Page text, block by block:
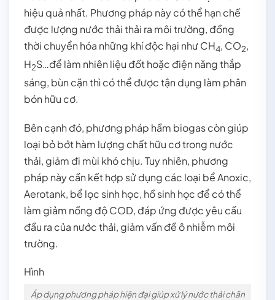
hiệu quả nhất. Phương pháp này có thể hạn chế
được lượng nước thải thải ra môi trường, đồng
thời chuyển hóa những khí độc hại như CH4, CO2,
H2S…để làm nhiên liệu đốt hoặc điện năng thắp
sáng, bùn cặn thì có thể được tận dụng làm phân
bón hữu cơ.
Bên cạnh đó, phương pháp hầm biogas còn giúp
loại bỏ bớt hàm lượng chất hữu cơ trong nước
thải, giảm đi mùi khó chịu. Tuy nhiên, phương
pháp này cần kết hợp sử dụng các loại bể Anoxic,
Aerotank, bể lọc sinh học, hồ sinh học để có thể
làm giảm nồng độ COD, đáp ứng được yêu cầu
đầu ra của nước thải, giảm vấn đề ô nhiễm môi
trường.
Hình
Áp dụng phương pháp hiện đại giúp xử lý nước thải chăn